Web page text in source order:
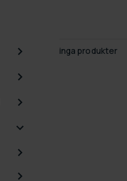
inga produkter